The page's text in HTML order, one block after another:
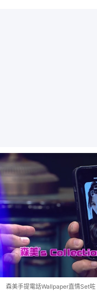
森美手提電話Wallpaper直情Set咗